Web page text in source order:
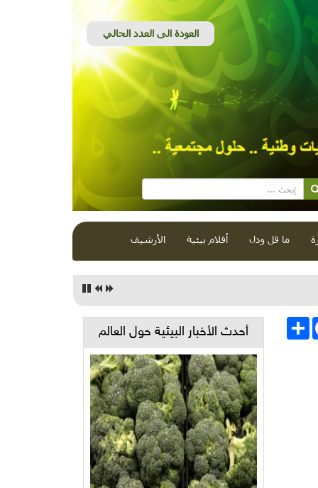
ما قل ودل أفلام بيئية الأرشيف
انشر
أحدث الأخبار البيئية حول العالم